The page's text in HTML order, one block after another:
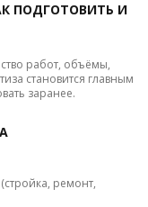
ПОДГОТОВИТЬ И
работ, объёмы,
становится главным
заранее.
ремонт,